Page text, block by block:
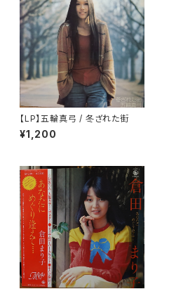
【LP】五輪真弓 / 冬ざれた街
¥1,200